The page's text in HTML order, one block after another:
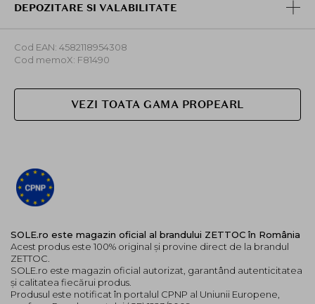
DEPOZITARE SI VALABILITATE
Cod EAN: 4582118954308
Cod memoX: F81490
VEZI TOATA GAMA PROPEARL
SOLE.ro este magazin oficial al brandului ZETTOC în România
Acest produs este 100% original și provine direct de la brandul
ZETTOC.
SOLE.ro este magazin oficial autorizat, garantând autenticitatea
și calitatea fiecărui produs.
Produsul este notificat în portalul CPNP al Uniunii Europene,